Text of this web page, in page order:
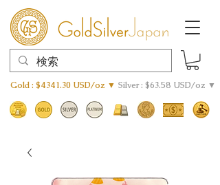
Gold : $4341.30 USD/oz ▼ Silver : $63.58 USD/oz ▼